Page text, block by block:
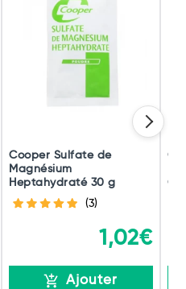
Cooper Sulfate de
Magnésium
Heptahydraté 30 g
(3)
1,02€
Ajouter